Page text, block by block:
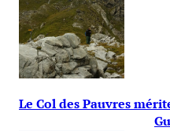
Le Col des Pauvres